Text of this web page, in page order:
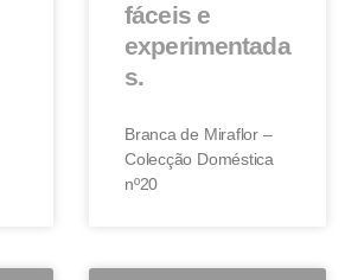
fáceis e
experimentada
s.
Branca de Miraflor –
Colecção Doméstica
nº20